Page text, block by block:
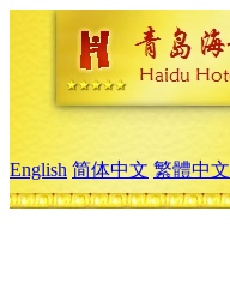
English 简体中文 繁體中文